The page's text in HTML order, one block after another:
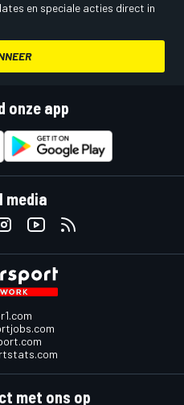
en speciale acties direct in
onze app
media
met ons op